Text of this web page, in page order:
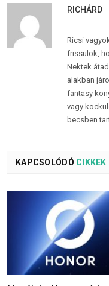
RICHÁRD
Ricsi
frissülök,
Nektek
alakban
fantasy
vagy
becsben
KAPCSOLÓDÓ CIKKEK